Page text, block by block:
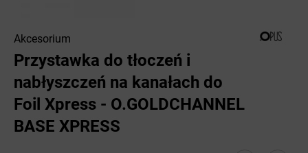
Akcesorium
Przystawka do tłoczeń i
nabłyszczeń na kanałach do
Foil Xpress - O.GOLDCHANNEL
BASE XPRESS